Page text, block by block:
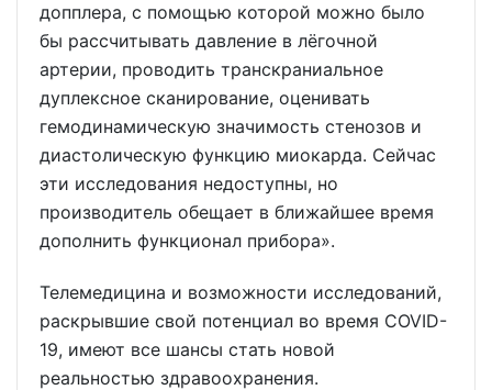
допплера, с помощью которой можно было
бы рассчитывать давление в лёгочной
артерии, проводить транскраниальное
дуплексное сканирование, оценивать
гемодинамическую значимость стенозов и
диастолическую функцию миокарда. Сейчас
эти исследования недоступны, но
производитель обещает в ближайшее время
дополнить функционал прибора».
Телемедицина и возможности исследований,
раскрывшие свой потенциал во время COVID-
19, имеют все шансы стать новой
реальностью здравоохранения.